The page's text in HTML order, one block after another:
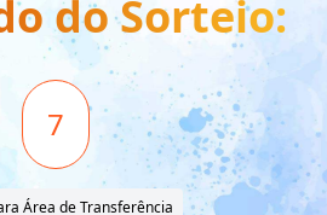
do Sorteio:
7
Área de Transferência